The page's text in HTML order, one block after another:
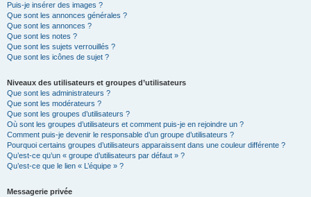
Puis-je insérer des images ?
Que sont les annonces générales ?
Que sont les annonces ?
Que sont les notes ?
Que sont les sujets verrouillés ?
Que sont les icônes de sujet ?
Niveaux des utilisateurs et groupes d’utilisateurs
Que sont les administrateurs ?
Que sont les modérateurs ?
Que sont les groupes d’utilisateurs ?
Où sont les groupes d’utilisateurs et comment puis-je en rejoindre un ?
Comment puis-je devenir le responsable d’un groupe d’utilisateurs ?
Pourquoi certains groupes d’utilisateurs apparaissent dans une couleur différente ?
Qu’est-ce qu’un « groupe d’utilisateurs par défaut » ?
Qu’est-ce que le lien « L’équipe » ?
Messagerie privée